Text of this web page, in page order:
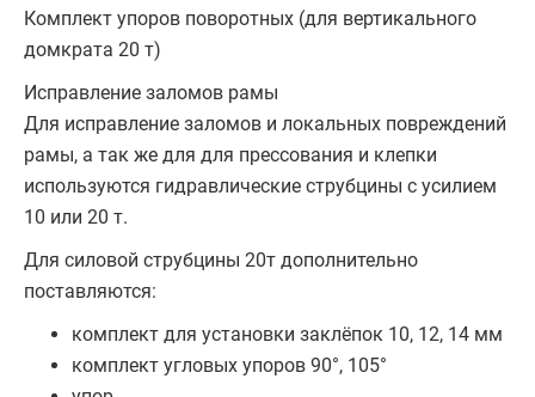
Комплект упоров поворотных (для вертикального
домкрата 20 т)
Исправление заломов рамы
Для исправление заломов и локальных повреждений
рамы, а так же для для прессования и клепки
используются гидравлические струбцины с усилием
10 или 20 т.
Для силовой струбцины 20т дополнительно
поставляются:
комплект для установки заклёпок 10, 12, 14 мм
комплект угловых упоров 90°, 105°